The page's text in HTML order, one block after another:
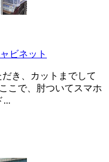
ビネット
き、カットまでして
こで、肘ついてスマホ
...